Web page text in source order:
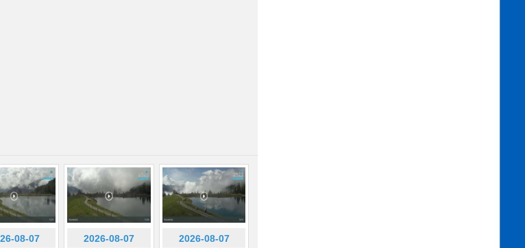
08-07
2026-08-07
2026-08-07